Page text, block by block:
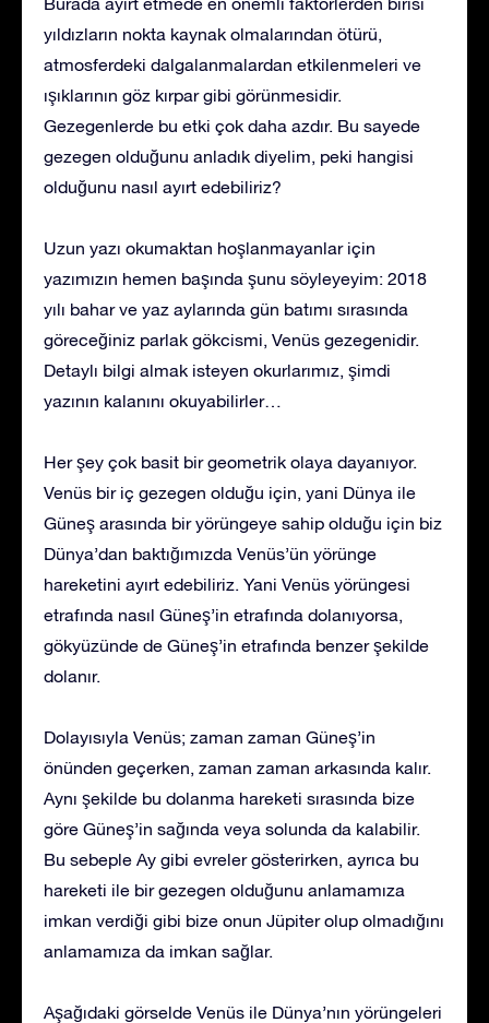
yıldızların nokta kaynak olmalarından ötürü,
atmosferdeki dalgalanmalardan etkilenmeleri ve
ışıklarının göz kırpar gibi görünmesidir.
Gezegenlerde bu etki çok daha azdır. Bu sayede
gezegen olduğunu anladık diyelim, peki hangisi
olduğunu nasıl ayırt edebiliriz?
Uzun yazı okumaktan hoşlanmayanlar için
yazımızın hemen başında şunu söyleyeyim: 2018
yılı bahar ve yaz aylarında gün batımı sırasında
göreceğiniz parlak gökcismi, Venüs gezegenidir.
Detaylı bilgi almak isteyen okurlarımız, şimdi
yazının kalanını okuyabilirler…
Her şey çok basit bir geometrik olaya dayanıyor.
Venüs bir iç gezegen olduğu için, yani Dünya ile
Güneş arasında bir yörüngeye sahip olduğu için biz
Dünya’dan baktığımızda Venüs’ün yörünge
hareketini ayırt edebiliriz. Yani Venüs yörüngesi
etrafında nasıl Güneş’in etrafında dolanıyorsa,
gökyüzünde de Güneş’in etrafında benzer şekilde
dolanır.
Dolayısıyla Venüs; zaman zaman Güneş’in
önünden geçerken, zaman zaman arkasında kalır.
Aynı şekilde bu dolanma hareketi sırasında bize
göre Güneş’in sağında veya solunda da kalabilir.
Bu sebeple Ay gibi evreler gösterirken, ayrıca bu
hareketi ile bir gezegen olduğunu anlamamıza
imkan verdiği gibi bize onun Jüpiter olup olmadığını
anlamamıza da imkan sağlar.
Aşağıdaki görselde Venüs ile Dünya’nın yörüngeleri